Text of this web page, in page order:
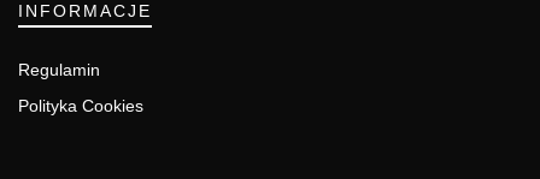
INFORMACJE
Regulamin
Polityka Cookies